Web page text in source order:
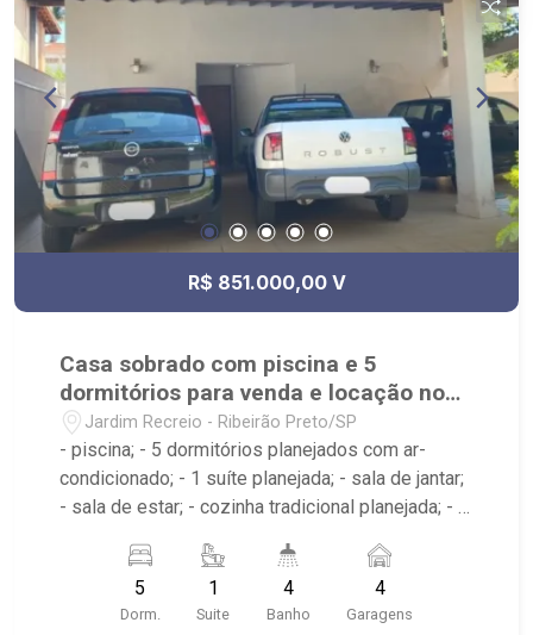
R$ 851.000,00 V
Casa sobrado com piscina e 5
dormitórios para venda e locação no
Jardim Recreio
Jardim Recreio - Ribeirão Preto/SP
- piscina; - 5 dormitórios planejados com ar-
condicionado; - 1 suíte planejada; - sala de jantar;
- sala de estar; - cozinha tradicional planejada; - 4
serviço; - churrasqueira no imóvel; - corredor
lateral; - área de serviço; - 4 vagas de garagem
sendo 3 cobertas;
5
Dorm.
1
Suite
4
Banho
4
Garagens